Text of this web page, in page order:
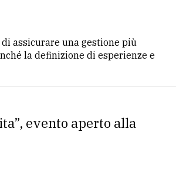
assicurare una gestione più
la definizione di esperienze e
evento aperto alla